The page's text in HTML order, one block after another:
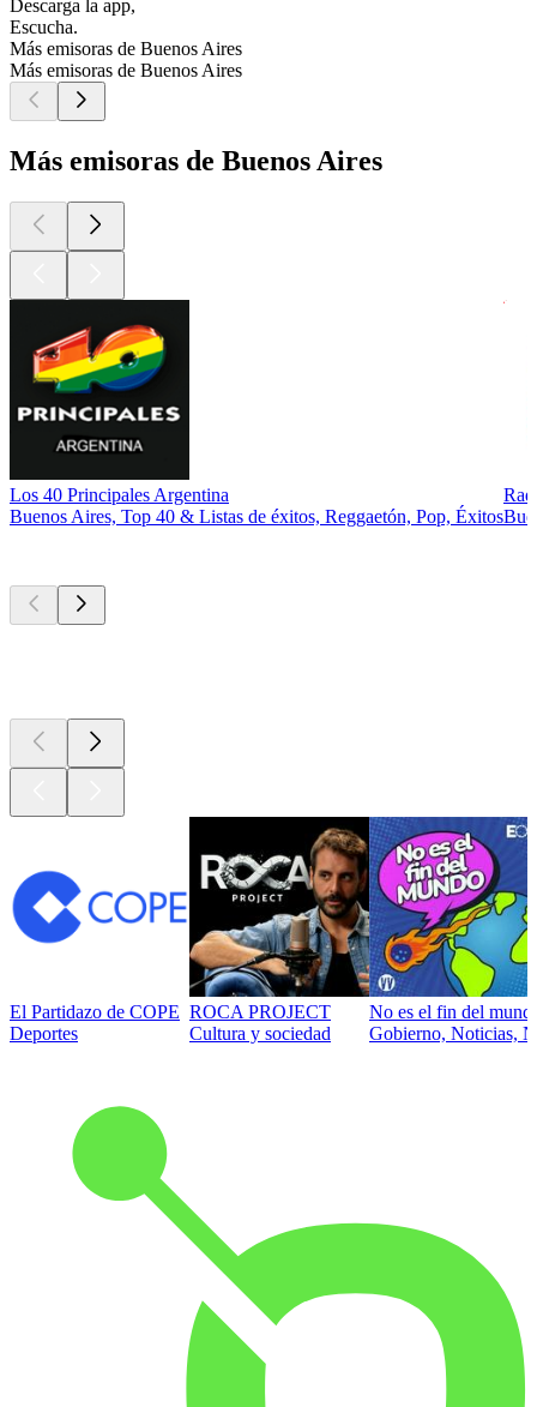
Descarga la app,
Escucha.
Más emisoras de Buenos Aires
Más emisoras de Buenos Aires
Más emisoras de Buenos Aires
Los 40 Principales Argentina
Buenos Aires, Top 40 & Listas de éxitos, Reggaetón, Pop, Éxitos
El Partidazo de COPE
Deportes
ROCA PROJECT
Cultura y sociedad
No es el fin del
Gobierno, Noticias,